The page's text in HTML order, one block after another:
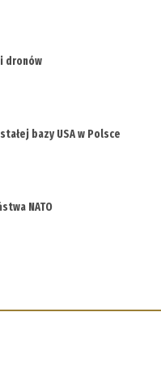
dronów
bazy USA w Polsce
NATO